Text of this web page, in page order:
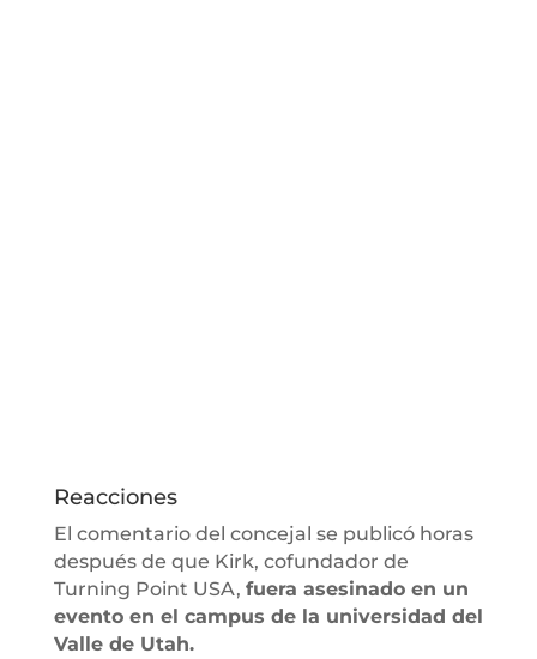
Reacciones
El comentario del concejal se publicó horas
después de que Kirk, cofundador de
Turning Point USA, fuera asesinado en un
evento en el campus de la universidad del
Valle de Utah.